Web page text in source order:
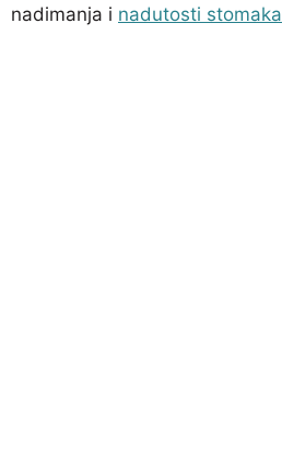
nadimanja i nadutosti stomaka